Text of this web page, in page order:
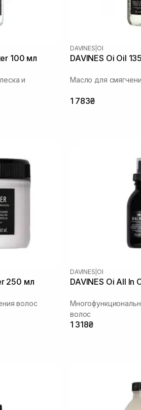
100 мл
и
DAVINES OI
DAVINES Oi Oil
Масло для
1 783₴
250 мл
волос
DAVINES OI
DAVINES Oi All In
волос
1 318₴